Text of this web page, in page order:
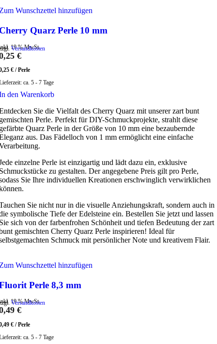
Wunschzettel hinzufügen
Quarz Perle 10 mm
19 % MwSt.
Versandkosten
€
€ /Perle
ca. 5 - 7 Tage
den Warenkorb
Sie die Vielfalt des Cherry Quarz mit unserer zart bunt
Perle. Perfekt für DIY-Schmuckprojekte, strahlt diese
Quarz Perle in der Größe von 10 mm eine bezaubernde
aus. Das Fädelloch von 1 mm ermöglicht eine einfache
einzelne Perle ist einzigartig und lädt dazu ein, exklusive
zu gestalten. Der angegebene Preis gilt pro Perle,
Sie Ihre individuellen Kreationen erschwinglich verwirklichen
Sie nicht nur in die visuelle Anziehungskraft, sondern auch in
symbolische Tiefe der Edelsteine ein. Bestellen Sie jetzt und lassen
sich von der farbenfrohen Schönheit und tiefen Bedeutung der zart
gemischten Cherry Quarz Perle inspirieren! Ideal für
Schmuck mit persönlicher Note und kreativem Flair.
Wunschzettel hinzufügen
Perle 8,3 mm
19 % MwSt.
Versandkosten
€
€ /Perle
ca. 5 - 7 Tage